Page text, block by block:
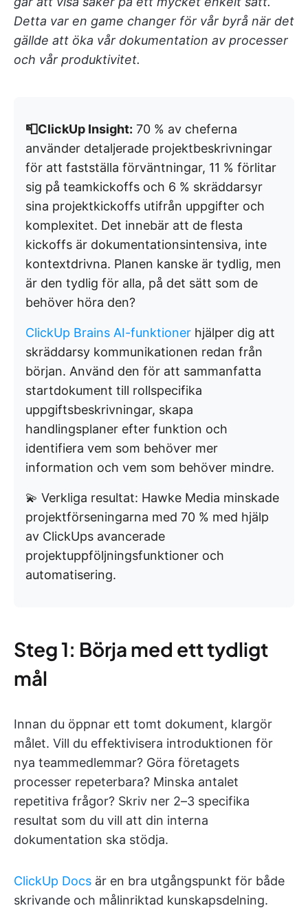
Detta var en game changer för vår byrå när det
gällde att öka vår dokumentation av processer
och vår produktivitet.
📮ClickUp Insight: 70 % av cheferna
använder detaljerade projektbeskrivningar
för att fastställa förväntningar, 11 % förlitar
sig på teamkickoffs och 6 % skräddarsyr
sina projektkickoffs utifrån uppgifter och
komplexitet. Det innebär att de flesta
kickoffs är dokumentationsintensiva, inte
kontextdrivna. Planen kanske är tydlig, men
är den tydlig för alla, på det sätt som de
behöver höra den?
ClickUp Brains AI-funktioner hjälper dig att
skräddarsy kommunikationen redan från
början. Använd den för att sammanfatta
startdokument till rollspecifika
uppgiftsbeskrivningar, skapa
handlingsplaner efter funktion och
identifiera vem som behöver mer
information och vem som behöver mindre.
💫 Verkliga resultat: Hawke Media minskade
projektförseningarna med 70 % med hjälp
av ClickUps avancerade
projektuppföljningsfunktioner och
automatisering.
Steg 1: Börja med ett tydligt
mål
Innan du öppnar ett tomt dokument, klargör
målet. Vill du effektivisera introduktionen för
nya teammedlemmar? Göra företagets
processer repeterbara? Minska antalet
repetitiva frågor? Skriv ner 2–3 specifika
resultat som du vill att din interna
dokumentation ska stödja.
ClickUp Docs är en bra utgångspunkt för både
skrivande och målinriktad kunskapsdelning.